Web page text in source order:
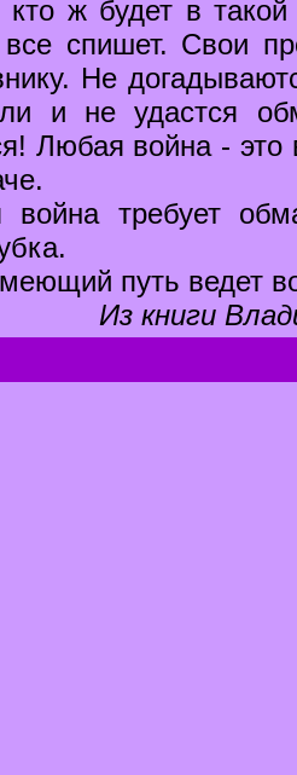
кто ж будет в
спишет. Свои
Не
и не удастся
Любая война - это
война требует
путь ведет
Из книги